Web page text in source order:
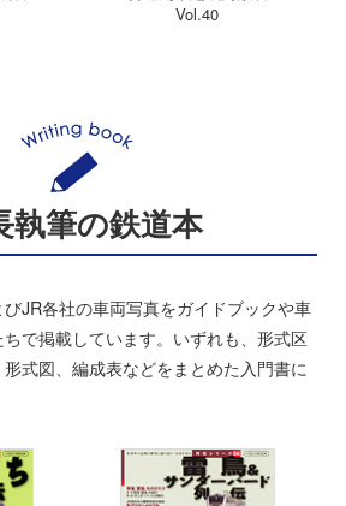
Vol.40
執筆の鉄道本
JR各社の車両写真をガイドブックや車
で掲載しています。いずれも、形式区
式図、編成表などをまとめた入門書に